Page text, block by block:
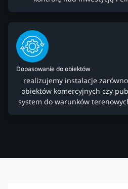
Dopasowanie do obiektów
realizujemy instalacje
obiektów komercyjnych czy
system do warunków